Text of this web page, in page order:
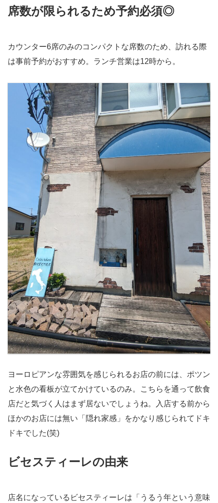
席数が限られるため予約必須◎
カウンター6席のみのコンパクトな席数のため、訪れる際
は事前予約がおすすめ。ランチ営業は12時から。
ヨーロピアンな雰囲気を感じられるお店の前には、ポツン
と水色の看板が立てかけているのみ。こちらを通って飲食
店だと気づく人はまず居ないでしょうね。入店する前から
ほかのお店には無い「隠れ家感」をかなり感じられてドキ
ドキでした(笑)
ビセスティーレの由来
店名になっているビセスティーレは「うるう年という意味